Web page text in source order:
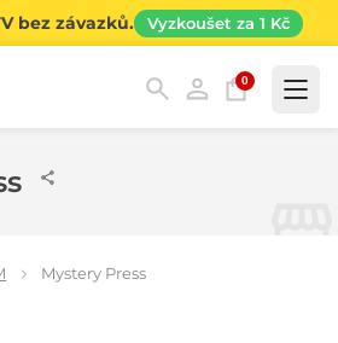
bez závazků. Vyzkoušet za 1 Kč
0
Mystery Press